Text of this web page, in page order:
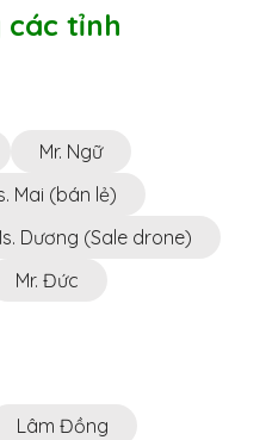
các tỉnh
Mr. Ngữ
Mai (bán lẻ)
Dương (Sale drone)
Mr. Đức
Lâm Đồng